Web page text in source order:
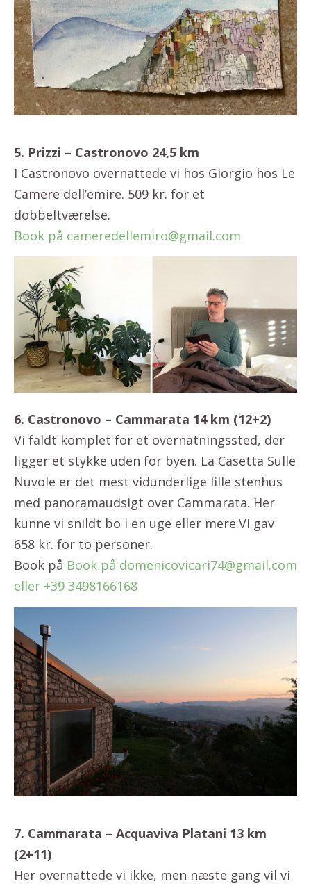
5. Prizzi – Castronovo 24,5 km
I Castronovo overnattede vi hos Giorgio hos Le
Camere dell’emire. 509 kr. for et
dobbeltværelse.
Book på cameredellemiro@gmail.com
6. Castronovo – Cammarata 14 km (12+2)
Vi faldt komplet for et overnatningssted, der
ligger et stykke uden for byen. La Casetta Sulle
Nuvole er det mest vidunderlige lille stenhus
med panoramaudsigt over Cammarata. Her
kunne vi snildt bo i en uge eller mere.Vi gav
658 kr. for to personer.
Book på Book på domenicovicari74@gmail.com
eller +39 3498166168
7. Cammarata – Acquaviva Platani 13 km
(2+11)
Her overnattede vi ikke, men næste gang vil vi